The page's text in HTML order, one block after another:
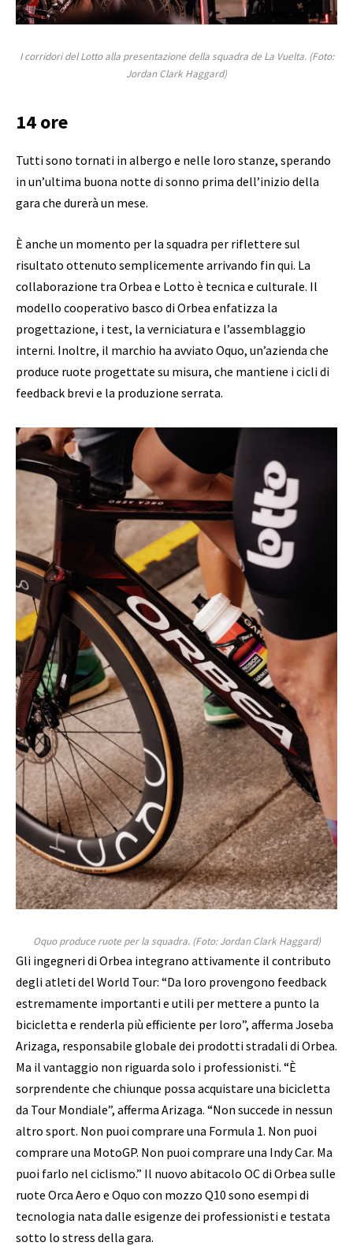
I corridori del Lotto alla presentazione della squadra de La Vuelta.(Foto:
Jordan Clark Haggard)
14 ore
Tutti sono tornati in albergo e nelle loro stanze, sperando
in un’ultima buona notte di sonno prima dell’inizio della
gara che durerà un mese.
È anche un momento per la squadra per riflettere sul
risultato ottenuto semplicemente arrivando fin qui. La
collaborazione tra Orbea e Lotto è tecnica e culturale. Il
modello cooperativo basco di Orbea enfatizza la
progettazione, i test, la verniciatura e l’assemblaggio
interni. Inoltre, il marchio ha avviato Oquo, un’azienda che
produce ruote progettate su misura, che mantiene i cicli di
feedback brevi e la produzione serrata.
Oquo produce ruote per la squadra.(Foto: Jordan Clark Haggard)
Gli ingegneri di Orbea integrano attivamente il contributo
degli atleti del World Tour: “Da loro provengono feedback
estremamente importanti e utili per mettere a punto la
bicicletta e renderla più efficiente per loro”, afferma Joseba
Arizaga, responsabile globale dei prodotti stradali di Orbea.
Ma il vantaggio non riguarda solo i professionisti. “È
sorprendente che chiunque possa acquistare una bicicletta
da Tour Mondiale”, afferma Arizaga. “Non succede in nessun
altro sport. Non puoi comprare una Formula 1. Non puoi
comprare una MotoGP. Non puoi comprare una Indy Car. Ma
puoi farlo nel ciclismo.” Il nuovo abitacolo OC di Orbea sulle
ruote Orca Aero e Oquo con mozzo Q10 sono esempi di
tecnologia nata dalle esigenze dei professionisti e testata
sotto lo stress della gara.